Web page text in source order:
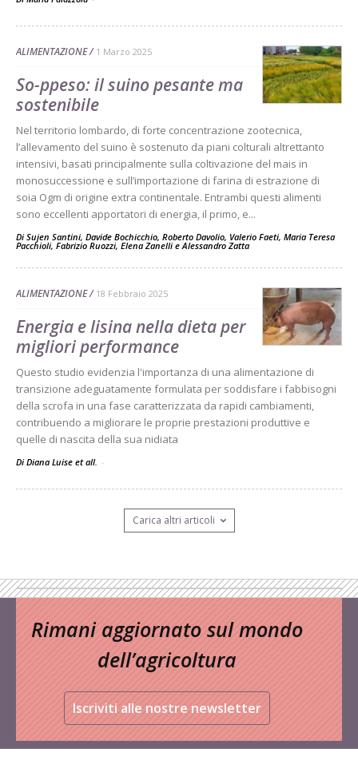
ALIMENTAZIONE 1 Marzo 2025
So-ppeso: il suino pesante ma
sostenibile
Nel territorio lombardo, di forte concentrazione zootecnica,
l’allevamento del suino è sostenuto da piani colturali altrettanto
intensivi, basati principalmente sulla coltivazione del mais in
monosuccessione e sull’importazione di farina di estrazione di
soia Ogm di origine extra continentale. Entrambi questi alimenti
sono eccellenti apportatori di energia, il primo, e...
Di Sujen Santini, Davide Bochicchio, Roberto Davolio, Valerio Faeti, Maria Teresa
Pacchioli, Fabrizio Ruozzi, Elena Zanelli eAlessandro Zatta
ALIMENTAZIONE 18 Febbraio 2025
Energia e lisina nella dieta per
migliori performance
Questo studio evidenzia l'importanza di una alimentazione di
transizione adeguatamente formulata per soddisfare i fabbisogni
della scrofa in una fase caratterizzata da rapidi cambiamenti,
contribuendo a migliorare le proprie prestazioni produttive e
quelle di nascita della sua nidiata
Di Diana Luise et all. -
Carica altri articoli
Rimani aggiornato sul mondo
dell’agricoltura
Iscriviti alle nostre newsletter